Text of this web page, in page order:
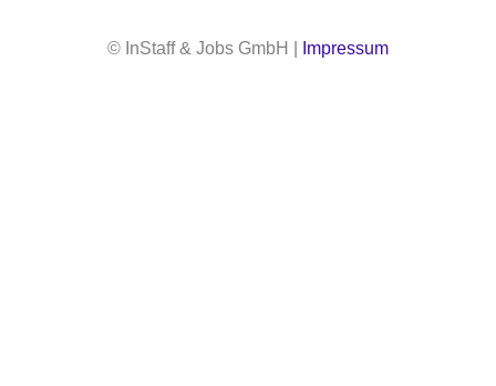
© InStaff & Jobs GmbH | Impressum